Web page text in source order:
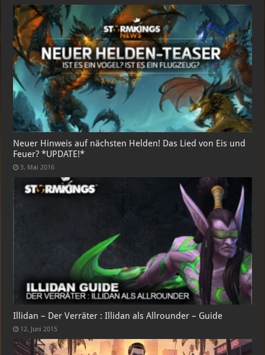
Neuer Hinweis auf nächsten Helden! Das Lied von Eis und
Feuer? *UPDATE!*
3. Mai 2016
Illidan – Der Verräter : Illidan als Allrounder – Guide
12. Juni 2015